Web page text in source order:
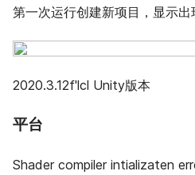
第一次运行创建新项目，显示
2020.3.12f'lcl Unity版本
平台
Shader compiler intializaten